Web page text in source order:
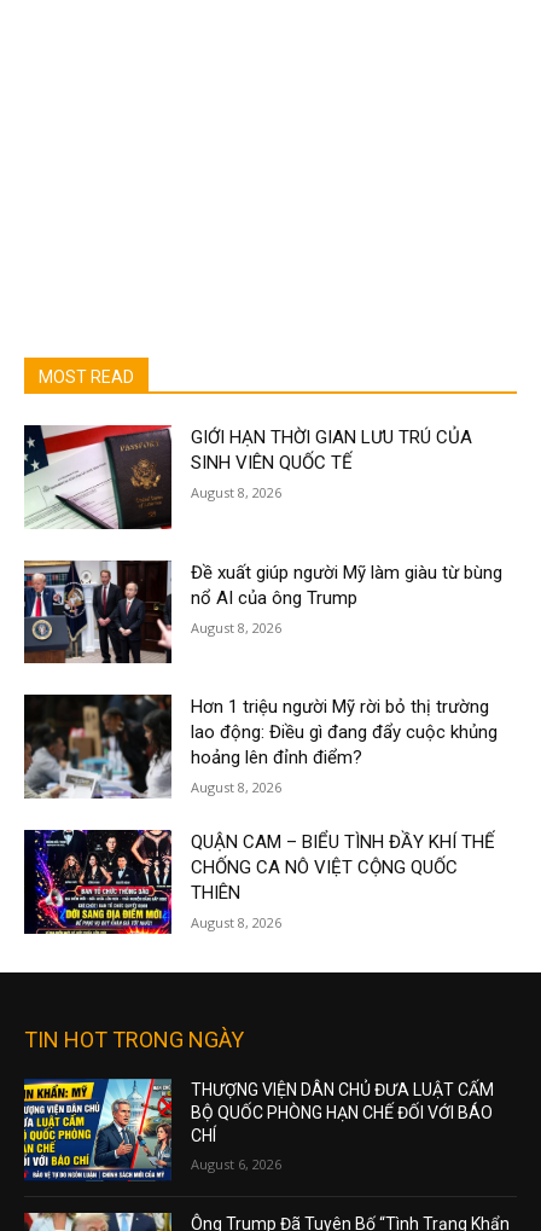
MOST READ
GIỚI HẠN THỜI GIAN LƯU TRÚ CỦA
SINH VIÊN QUỐC TẾ
August 8, 2026
Đề xuất giúp người Mỹ làm giàu từ bùng
nổ AI của ông Trump
August 8, 2026
Hơn 1 triệu người Mỹ rời bỏ thị trường
lao động: Điều gì đang đẩy cuộc khủng
hoảng lên đỉnh điểm?
August 8, 2026
QUẬN CAM – BIỂU TÌNH ĐẦY KHÍ THẾ
CHỐNG CA NÔ VIỆT CỘNG QUỐC
THIÊN
August 8, 2026
TIN HOT TRONG NGÀY
THƯỢNG VIỆN DÂN CHỦ ĐƯA LUẬT CẤM
BỘ QUỐC PHÒNG HẠN CHẾ ĐỐI VỚI BÁO
CHÍ
August 6, 2026
Ông Trump Đã Tuyên Bố “Tình Trạng Khẩn